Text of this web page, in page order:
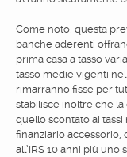
Come noto, questa
banche aderenti
prima casa a tasso
tasso medie vigenti
rimarranno fisse per
stabilisce inoltre che la
quello scontato ai
finanziario accessorio,
all’IRS 10 anni più uno